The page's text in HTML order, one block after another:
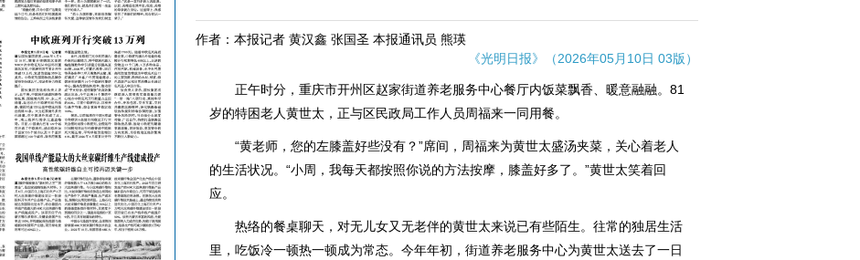
作者：本报记者 黄汉鑫 张国圣 本报通讯员 熊瑛
《光明日报》（2026年05月10日 03版）
正午时分，重庆市开州区赵家街道养老服务中心餐厅内饭菜飘香、暖意融融。81
岁的特困老人黄世太，正与区民政局工作人员周福来一同用餐。
“黄老师，您的左膝盖好些没有？”席间，周福来为黄世太盛汤夹菜，关心着老人
的生活状况。“小周，我每天都按照你说的方法按摩，膝盖好多了。”黄世太笑着回
应。
热络的餐桌聊天，对无儿女又无老伴的黄世太来说已有些陌生。往常的独居生活
里，吃饭冷一顿热一顿成为常态。今年年初，街道养老服务中心为黄世太送去了一日